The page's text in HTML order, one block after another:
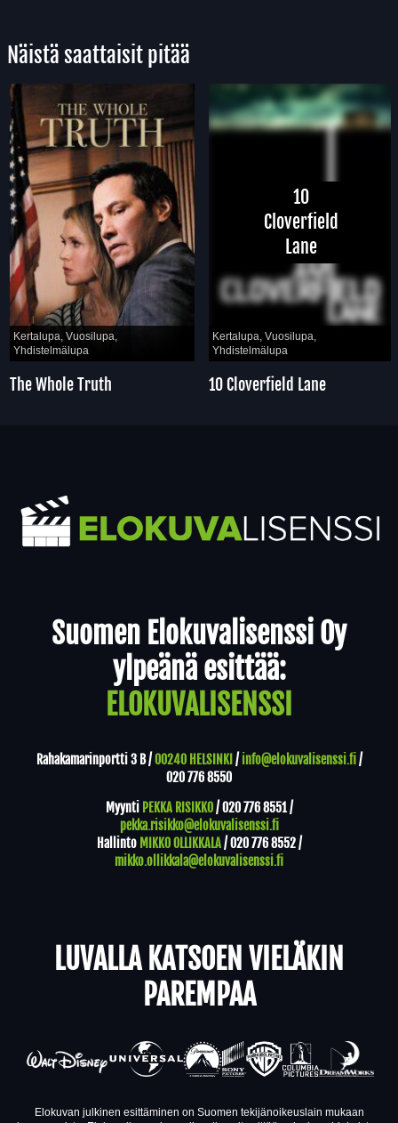
Näistä saattaisit pitää
Kertalupa, Vuosilupa,
Yhdistelmälupa
The Whole Truth
10
Cloverfield
Lane
Kertalupa, Vuosilupa,
Yhdistelmälupa
10 Cloverfield Lane
Suomen Elokuvalisenssi Oy
ylpeänä esittää:
ELOKUVALISENSSI
Rahakamarinportti 3 B /00240 HELSINKI / info@elokuvalisenssi.fi/
020 776 8550
Myynti PEKKA RISIKKO/020 776 8551/
pekka.risikko@elokuvalisenssi.fi
Hallinto MIKKO OLLIKKALA/020 776 8552/
mikko.ollikkala@elokuvalisenssi.fi
LUVALLA KATSOEN VIELÄKIN
PAREMPAA
Elokuvan julkinen esittäminen on Suomen tekijänoikeuslain mukaan